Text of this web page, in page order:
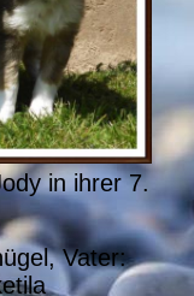
in ihrer 7.
Vater: